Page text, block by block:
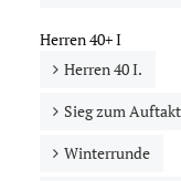
Herren 40+ I
Herren 40 I.
Sieg zum Auftakt
Winterrunde